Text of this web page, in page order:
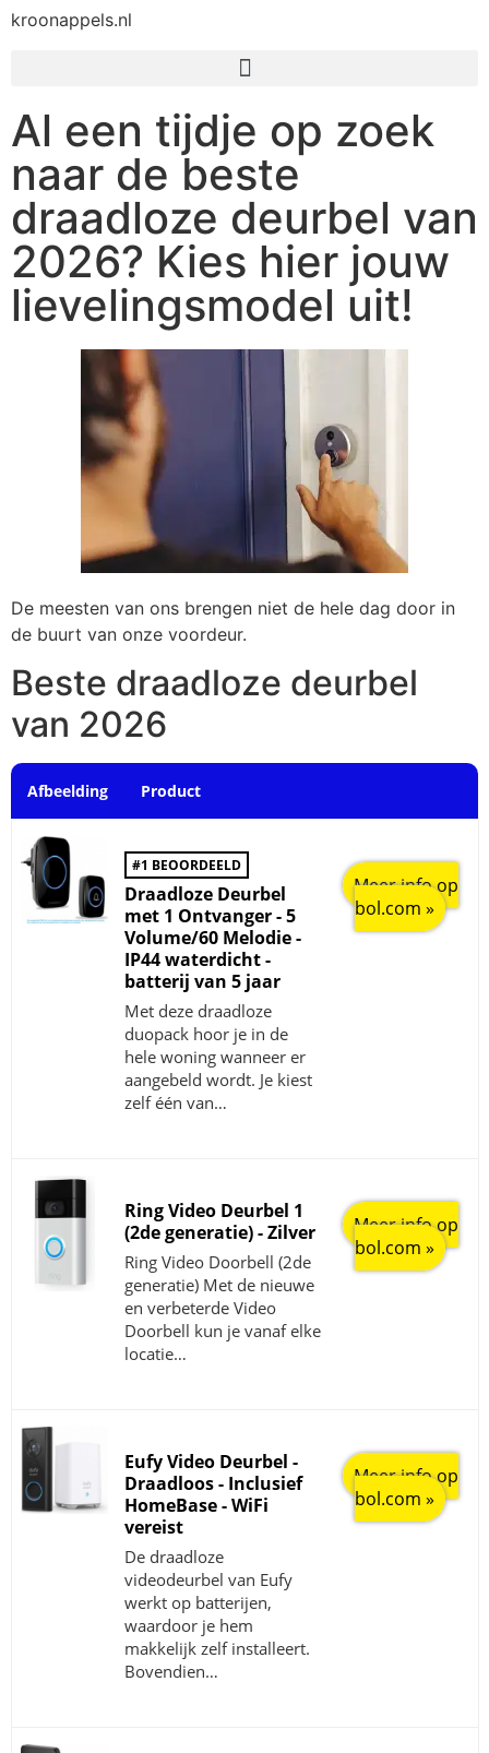
kroonappels.nl
Al een tijdje op zoek
naar de beste
draadloze deurbel van
2026? Kies hier jouw
lievelingsmodel uit!
De meesten van ons brengen niet de hele dag door in
de buurt van onze voordeur.
Beste draadloze deurbel
van 2026
Afbeelding Product
#1 BEOORDEELD
Draadloze Deurbel
met 1 Ontvanger - 5
Volume/60 Melodie -
IP44 waterdicht -
batterij van 5 jaar
Met deze draadloze
duopack hoor je in de
hele woning wanneer er
aangebeld wordt. Je kiest
zelf één van…
Meer info op
bol.com »
Ring Video Deurbel 1
(2de generatie) - Zilver
Ring Video Doorbell (2de
generatie) Met de nieuwe
en verbeterde Video
Doorbell kun je vanaf elke
locatie…
Meer info op
bol.com »
Eufy Video Deurbel -
Draadloos - Inclusief
HomeBase - WiFi
vereist
De draadloze
videodeurbel van Eufy
werkt op batterijen,
waardoor je hem
makkelijk zelf installeert.
Bovendien…
Meer info op
bol.com »